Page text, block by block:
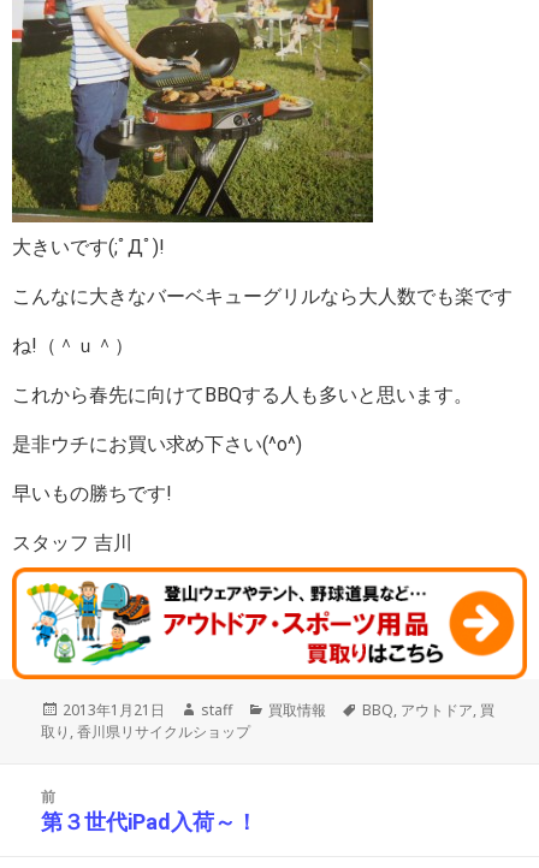
大きいです(;ﾟДﾟ)!
こんなに大きなバーベキューグリルなら大人数でも楽です
ね!（＾ｕ＾）
これから春先に向けてBBQする人も多いと思います。
是非ウチにお買い求め下さい(^o^)
早いもの勝ちです!
スタッフ 吉川
投
稿
2013年1月21日
作
成
staff
カ
買取情報
タ
BBQ, アウトドア, 買
取り ,香川県リサイクルショップ
前
前
第３世代iPad入荷～！